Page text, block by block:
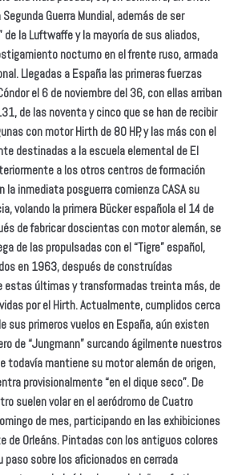
Guerra Mundial, además de ser
de la Luftwaffe y la mayoría de sus aliados,
nocturno en el frente ruso, armada
Llegadas a España las primeras fuerzas
el 6 de noviembre del 36, con ellas arriban
de las noventa y cinco que se han de recibir
con motor Hirth de 80 HP, y las más con el
destinadas a la escuela elemental de El
a los otros centros de formación
la inmediata posguerra comienza CASA su
volando la primera Bücker española el 14 de
de fabricar doscientas con motor alemán, se
de las propulsadas con el “Tigre” español,
en 1963, después de construídas
últimas y transformadas treinta más, de
por el Hirth. Actualmente, cumplidos cerca
sus primeros vuelos en España, aún existen
de “Jungmann” surcando ágilmente nuestros
todavía mantiene su motor alemán de origen,
provisionalmente “en el dique seco”. De
suelen volar en el aeródromo de Cuatro
de mes, participando en las exhibiciones
de Orleáns. Pintadas con los antiguos colores
paso sobre los aficionados en cerrada